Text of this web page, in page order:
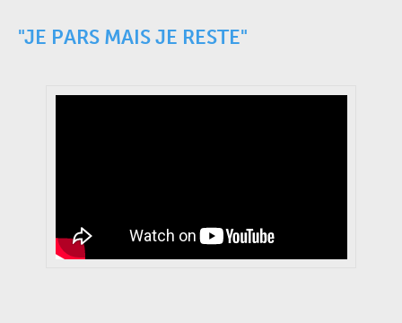
"JE PARS MAIS JE RESTE"